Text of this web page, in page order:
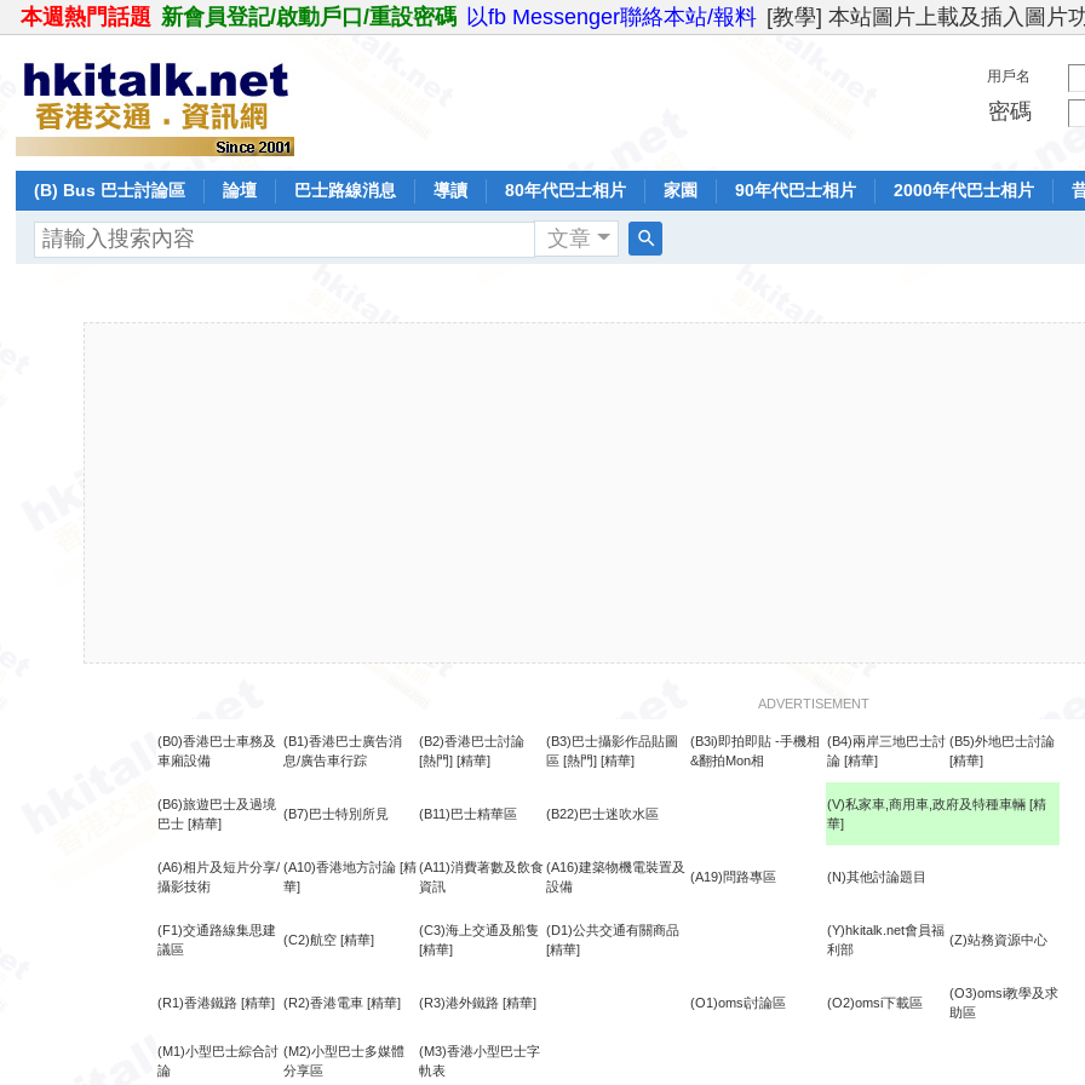
本週熱門話題 新會員登記/啟動戶口/重設密碼 以fb Messenger聯絡本站/報料 [教學] 本站圖片上載及插入圖片
用戶名
密碼
(B) Bus 巴士討論區 論壇 巴士路線消息 導讀 80年代巴士相片 家園 90年代巴士相片 2000年代巴士相片
文章
ADVERTISEMENT
(B0)香港巴士車務及
車廂設備
(B1)香港巴士廣告消
息/廣告車行踪
(B2)香港巴士討論
[熱門] [精華]
(B3)巴士攝影作品貼圖
區 [熱門] [精華]
(B3i)即拍即貼 -手機相
&翻拍Mon相
(B4)兩岸三地巴士討
論 [精華]
(B5)外地巴士討論
[精華]
(B6)旅遊巴士及過境
巴士 [精華]
(B7)巴士特別所見 (B11)巴士精華區 (B22)巴士迷吹水區
(V)私家車,商用車,政府及特種車輛 [精
華]
(A6)相片及短片分享/
攝影技術
(A10)香港地方討論 [精
華]
(A11)消費著數及飲食
資訊
(A16)建築物機電裝置及
設備
(A19)問路專區 (N)其他討論題目
(F1)交通路線集思建
議區
(C2)航空 [精華]
(C3)海上交通及船隻
[精華]
(D1)公共交通有關商品
[精華]
(Y)hkitalk.net會員福
利部
(Z)站務資源中心
(R1)香港鐵路 [精華] (R2)香港電車 [精華] (R3)港外鐵路 [精華] (O1)omsi討論區 (O2)omsi下載區
(O3)omsi教學及求
助區
(M1)小型巴士綜合討
論
(M2)小型巴士多媒體
分享區
(M3)香港小型巴士字
軌表